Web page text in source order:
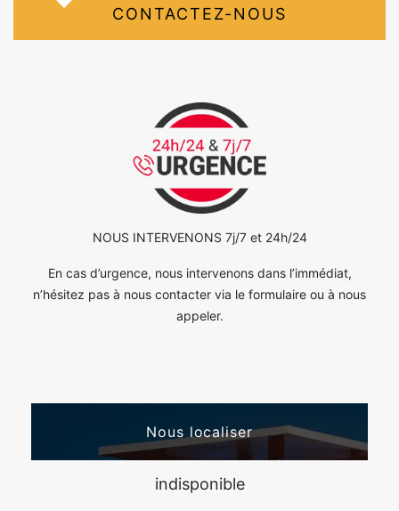
CONTACTEZ-NOUS
NOUS INTERVENONS 7j/7 et 24h/24
En cas d’urgence, nous intervenons dans l’immédiat,
n’hésitez pas à nous contacter via le formulaire ou à nous
appeler.
Nous localiser
indisponible